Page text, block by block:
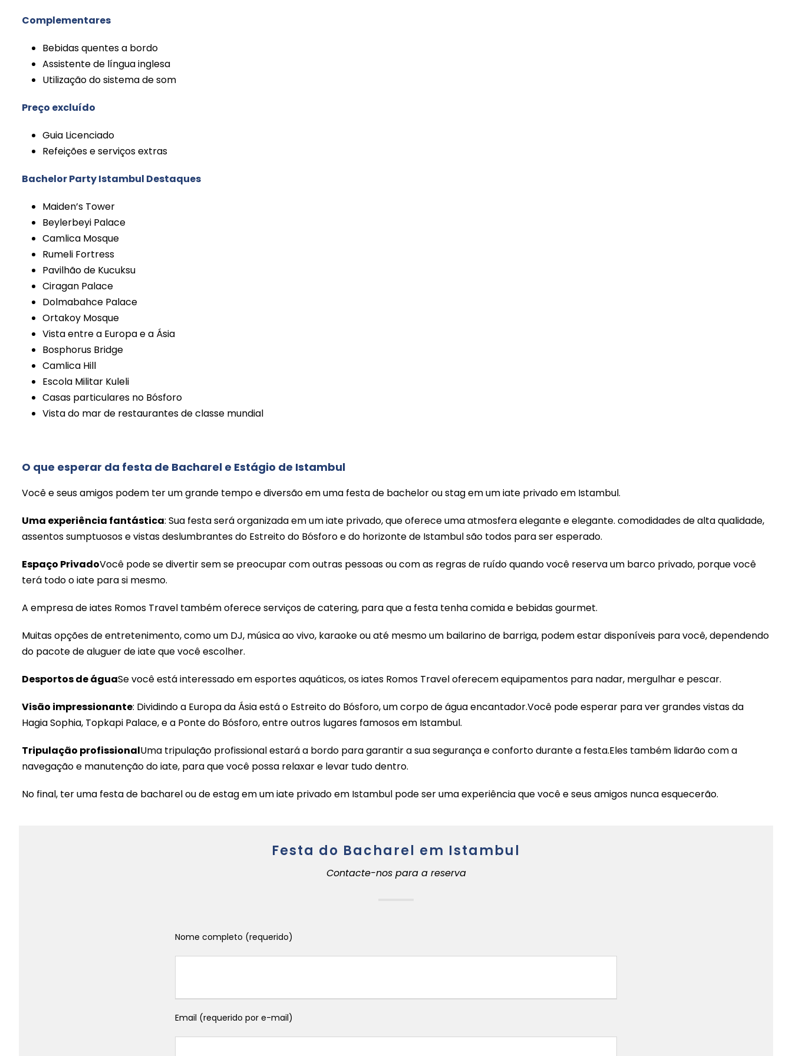
Complementares
Bebidas quentes a bordo
Assistente de língua inglesa
Utilização do sistema de som
Preço excluído
Guia Licenciado
Refeições e serviços extras
Bachelor Party Istambul Destaques
Maiden’s Tower
Beylerbeyi Palace
Camlica Mosque
Rumeli Fortress
Pavilhão de Kucuksu
Ciragan Palace
Dolmabahce Palace
Ortakoy Mosque
Vista entre a Europa e a Ásia
Bosphorus Bridge
Camlica Hill
Escola Militar Kuleli
Casas particulares no Bósforo
Vista do mar de restaurantes de classe mundial
O que esperar da festa de Bacharel e Estágio de Istambul
Você e seus amigos podem ter um grande tempo e diversão em uma festa de bachelor ou stag em um iate privado em Istambul.
Uma experiência fantástica: Sua festa será organizada em um iate privado, que oferece uma atmosfera elegante e elegante. comodidades de alta qualidade,
assentos sumptuosos e vistas deslumbrantes do Estreito do Bósforo e do horizonte de Istambul são todos para ser esperado.
Espaço PrivadoVocê pode se divertir sem se preocupar com outras pessoas ou com as regras de ruído quando você reserva um barco privado, porque você
terá todo o iate para si mesmo.
A empresa de iates Romos Travel também oferece serviços de catering, para que a festa tenha comida e bebidas gourmet.
Muitas opções de entretenimento, como um DJ, música ao vivo, karaoke ou até mesmo um bailarino de barriga, podem estar disponíveis para você, dependendo
do pacote de aluguer de iate que você escolher.
Desportos de águaSe você está interessado em esportes aquáticos, os iates Romos Travel oferecem equipamentos para nadar, mergulhar e pescar.
Visão impressionante: Dividindo a Europa da Ásia está o Estreito do Bósforo, um corpo de água encantador.Você pode esperar para ver grandes vistas da
Hagia Sophia, Topkapi Palace, e a Ponte do Bósforo, entre outros lugares famosos em Istambul.
Tripulação profissionalUma tripulação profissional estará a bordo para garantir a sua segurança e conforto durante a festa.Eles também lidarão com a
navegação e manutenção do iate, para que você possa relaxar e levar tudo dentro.
No final, ter uma festa de bacharel ou de estag em um iate privado em Istambul pode ser uma experiência que você e seus amigos nunca esquecerão.
Festa do Bacharel em Istambul
Contacte-nos para a reserva
Nome completo (requerido)
Email (requerido por e-mail)